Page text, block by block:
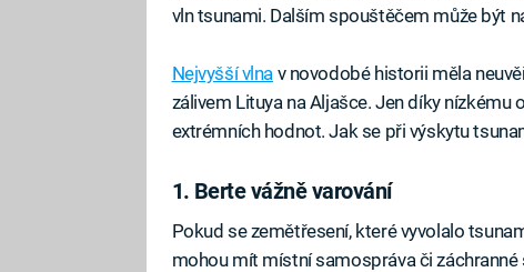
vln tsunami. Dalším spouštěčem může být
Nejvyšší vlna v novodobé historii měla
zálivem Lituya na Aljašce. Jen díky
extrémních hodnot. Jak se při výskytu
1. Berte vážně varování
Pokud se zemětřesení, které vyvolalo
mohou mít místní samospráva či